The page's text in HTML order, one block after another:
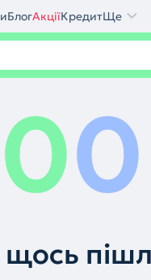
БлогАкціїКредитЩе
00